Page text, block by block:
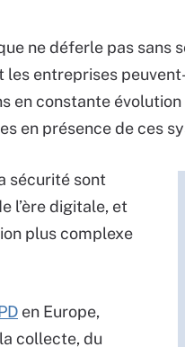
ne déferle pas sans
entreprises peuvent-
en constante
en présence de ces
sécurité sont
l’ère digitale, et
plus complexe
en Europe,
collecte, du